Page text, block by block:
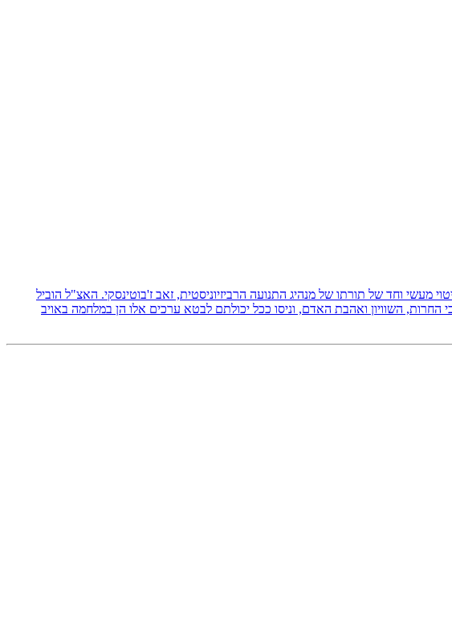
מעשי וחד של תורתו של מנהיג התנועה הרביזיוניסטית, זאב ז'בוטינסקי. האצ"ל הוביל
השוויון ואהבת האדם, וניסו ככל יכולתם לבטא ערכים אלו הן במלחמה באויב